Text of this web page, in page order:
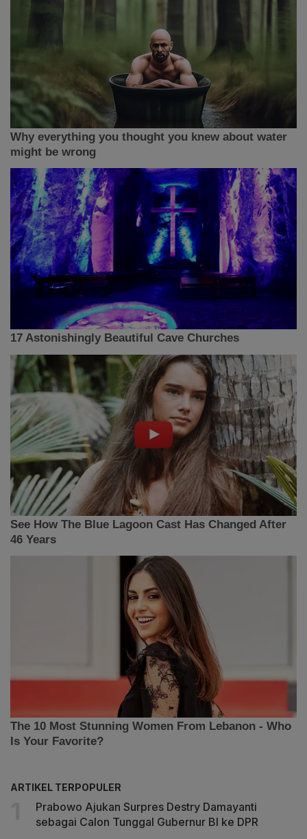
ARTIKEL TERPOPULER
Prabowo Ajukan Surpres Destry Damayanti
sebagai Calon Tunggal Gubernur BI ke DPR